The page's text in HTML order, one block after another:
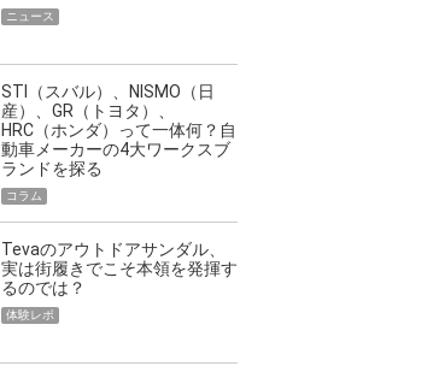
ニュース
STI（スバル）、NISMO（日
産）、GR（トヨタ）、
HRC（ホンダ）って一体何？自
動車メーカーの4大ワークスブ
ランドを探る
コラム
Tevaのアウトドアサンダル、
実は街履きでこそ本領を発揮す
るのでは？
体験レポ